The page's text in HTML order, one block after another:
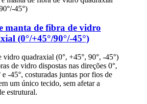
manta de fibra de vidro
(0°/+45°/90°/-45°)
vidro quadraxial (0°, +45°, 90°, -45°)
de vidro dispostas nas direções 0°,
e -45°, costuradas juntas por fios de
um único tecido, sem afetar a
estrutural.